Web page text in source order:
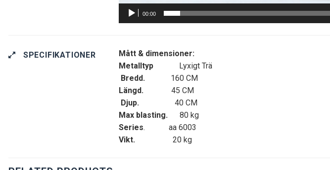
00:00
SPECIFIKATIONER
Mått & dimensioner:
Metalltyp Lyxigt Trä
Bredd.
160 CM
Längd.
45 CM
Djup.
40 CM
Max blasting. 80 kg
Series. aa 6003
Vikt. 20 kg